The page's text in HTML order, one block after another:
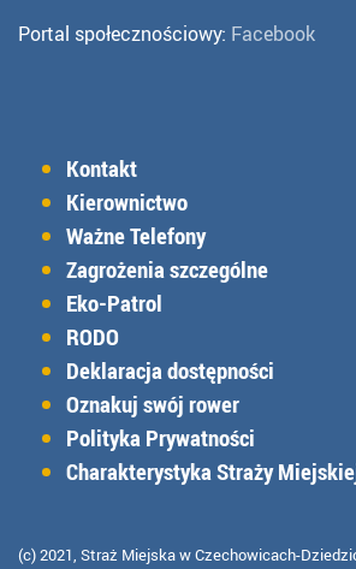
Portal społecznościowy: Facebook
Kontakt
Kierownictwo
Ważne Telefony
Zagrożenia szczególne
Eko-Patrol
RODO
Deklaracja dostępności
Oznakuj swój rower
Polityka Prywatności
Charakterystyka Straży
(c) 2021, Straż Miejska w Czechowicach-